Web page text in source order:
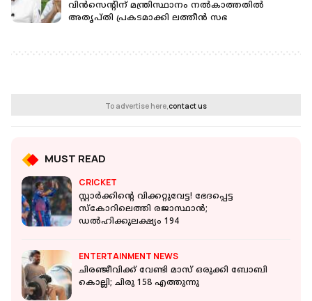
വിൻസെന്റിന് മന്ത്രിസ്ഥാനം നൽകാത്തതിൽ
അതൃപ്തി പ്രകടമാക്കി ലത്തീൻ സഭ
To advertise here,contact us
MUST READ
CRICKET
സ്റ്റാര്‍ക്കിന്റെ വിക്കറ്റുവേട്ട! ഭേദപ്പെട്ട
സ്‌കോറിലെത്തി രജാസ്ഥാന്‍;
ഡല്‍ഹിക്കുലക്ഷ്യം 194
ENTERTAINMENT NEWS
ചിരഞ്ജീവിക്ക് വേണ്ടി മാസ് ഒരുക്കി ബോബി
കൊല്ലി; ചിരു 158 എത്തുന്നു